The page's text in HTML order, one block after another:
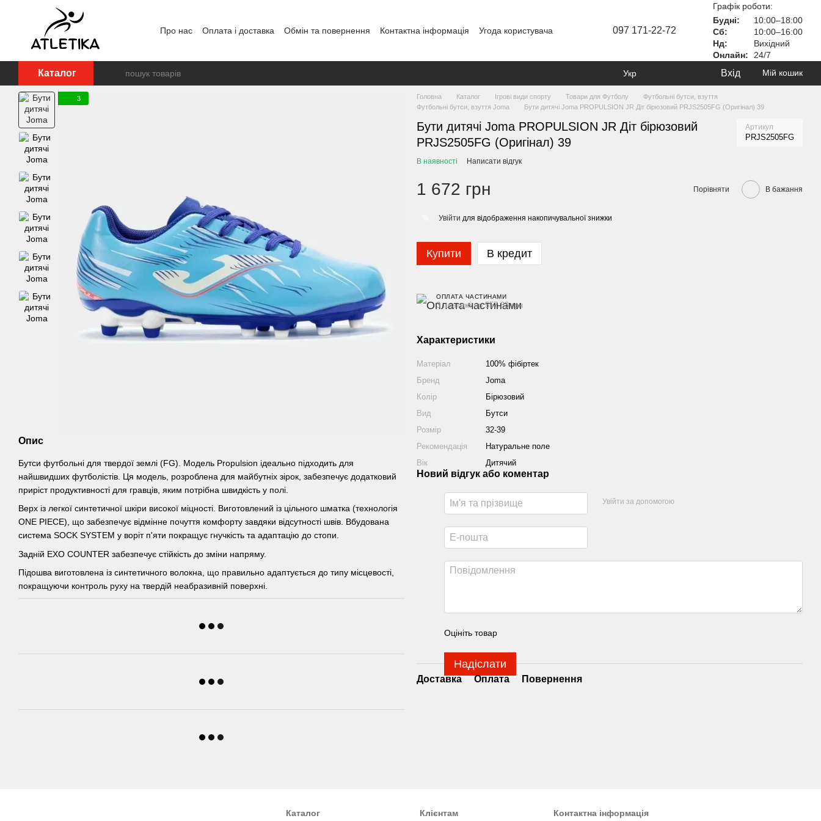
Перейти до основного контенту
Про нас Оплата і доставка Обмін та повернення Контактна інформація
Угода користувача
097 171-22-72
Графік роботи:
Будні:
10:00–18:00
Сб:
10:00–16:00
Нд:
Вихідний
Онлайн:
24/7
Каталог Укр Вхід Мій кошик
3
Опис
Бутси футбольні для твердої землі (FG). Модель Propulsion ідеально підходить для
найшвидших футболістів. Ця модель, розроблена для майбутніх зірок, забезпечує додатковий
приріст продуктивності для гравців, яким потрібна швидкість у полі.
Верх із легкої синтетичної шкіри високої міцності. Виготовлений із цільного шматка (технологія
ONE PIECE), що забезпечує відмінне почуття комфорту завдяки відсутності швів. Вбудована
система SOCK SYSTEM у воріт п'яти покращує гнучкість та адаптацію до стопи.
Задній EXO COUNTER забезпечує стійкість до зміни напряму.
Підошва виготовлена ​​із синтетичного волокна, що правильно адаптується до типу місцевості,
покращуючи контроль руху на твердій неабразивній поверхні.
Головна Каталог Ігрові види спорту Товари для Футболу
Футбольні бутси, взуття
Футбольні бутси, взуття Joma
Бути дитячі Joma PROPULSION JR Діт бірюзовий PRJS2505FG (Оригінал) 39
Бути дитячі Joma PROPULSION JR Діт бірюзовий
PRJS2505FG (Оригінал) 39
Артикул
PRJS2505FG
В наявності Написати відгук
1 672 грн Порівняти В бажання
Увійти для відображення накопичувальної знижки
Купити В кредит
ОПЛАТА ЧАСТИНАМИ
3 платежі по 557.33 грн
Характеристики
Матеріал
100% фібіртек
Бренд
Joma
Колір
Бірюзовий
Вид
Бутси
Розмір
32-39
Рекомендація
Натуральне поле
Вік
Дитячий
Новий відгук або коментар
Увійти за допомогою
Оцініть товар
Надіслати
Доставка Оплата Повернення
Каталог Клієнтам Контактна інформація